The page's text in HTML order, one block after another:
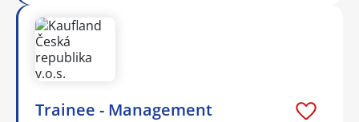
Trainee - Management